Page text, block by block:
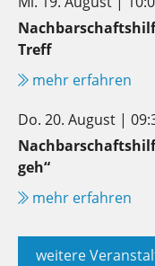
Treff
mehr erfahren
Do. 20. August |
geh“
mehr erfahren
weitere